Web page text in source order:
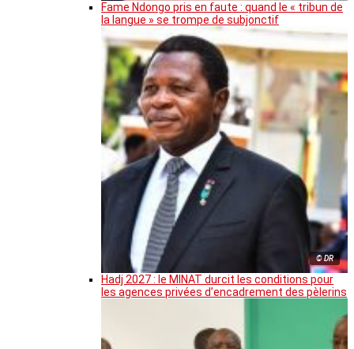
Fame Ndongo pris en faute : quand le « tribun de
la langue » se trompe de subjonctif
© DR
Hadj 2027 : le MINAT durcit les conditions pour
les agences privées d’encadrement des pèlerins